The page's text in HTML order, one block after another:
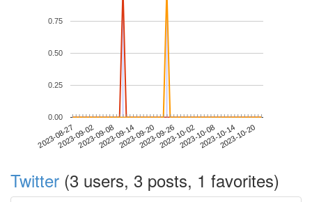
2023-08-272023-09-022023-09-082023-09-142023-09-202023-09-262023-10-022023-10-082023-10-142023-10-20
0.00
0.25
0.50
0.75
Twitter (3 users, 3 posts, 1 favorites)